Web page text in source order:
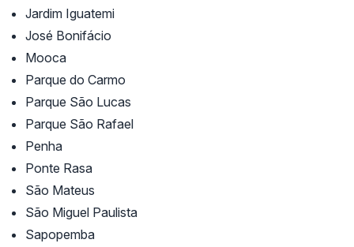
Jardim Iguatemi
José Bonifácio
Mooca
Parque do Carmo
Parque São Lucas
Parque São Rafael
Penha
Ponte Rasa
São Mateus
São Miguel Paulista
Sapopemba